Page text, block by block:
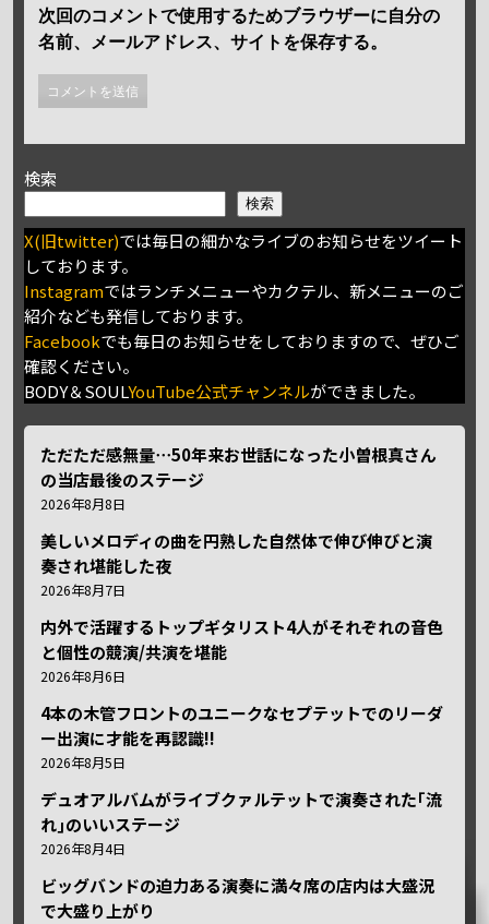
次回のコメントで使用するためブラウザーに自分の
名前、メールアドレス、サイトを保存する。
検索
検索
X(旧twitter)では毎日の細かなライブのお知らせをツイート
しております。
Instagramではランチメニューやカクテル、新メニューのご
紹介なども発信しております。
Facebookでも毎日のお知らせをしておりますので、ぜひご
確認ください。
BODY＆SOULYouTube公式チャンネルができました。
ただただ感無量⋯50年来お世話になった小曽根真さん
の当店最後のステージ
2026年8月8日
美しいメロディの曲を円熟した自然体で伸び伸びと演
奏され堪能した夜
2026年8月7日
内外で活躍するトップギタリスト4人がそれぞれの音色
と個性の競演/共演を堪能
2026年8月6日
4本の木管フロントのユニークなセプテットでのリーダ
ー出演に才能を再認識!!
2026年8月5日
デュオアルバムがライブクァルテットで演奏された｢流
れ｣のいいステージ
2026年8月4日
ビッグバンドの迫力ある演奏に満々席の店内は大盛況
で大盛り上がり